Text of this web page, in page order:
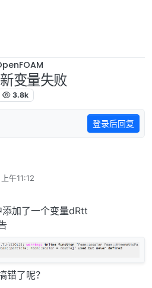
变量失败
3.8k
登录后回复
午11:12
加了一个变量dRtt
错了呢？